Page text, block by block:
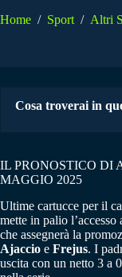
Home / Sport / Altri
Cosa troverai in
IL PRONOSTICO DI
MAGGIO 2025
Ultime cartucce per il
mette in palio
che assegnerà la
Ajaccio e Frejus. I
uscita con un netto 3 a